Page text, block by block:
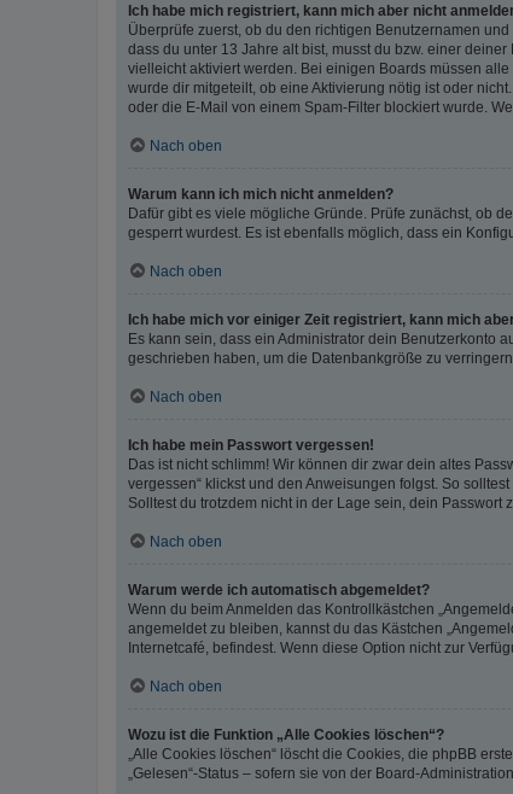
Ich habe mich registriert, kann mich aber nicht
Überprüfe zuerst, ob du den richtigen Benutzernamen
dass du unter 13 Jahre alt bist, musst du bzw. einer
vielleicht aktiviert werden. Bei einigen Boards müssen
wurde dir mitgeteilt, ob eine Aktivierung nötig ist oder
oder die E-Mail von einem Spam-Filter blockiert wurde.
Nach oben
Warum kann ich mich nicht anmelden?
Dafür gibt es viele mögliche Gründe. Prüfe zunächst, ob
gesperrt wurdest. Es ist ebenfalls möglich, dass ein
Nach oben
Ich habe mich vor einiger Zeit registriert, kann mich
Es kann sein, dass ein Administrator dein Benutzerkonto
geschrieben haben, um die Datenbankgröße zu
Nach oben
Ich habe mein Passwort vergessen!
Das ist nicht schlimm! Wir können dir zwar dein altes
vergessen“ klickst und den Anweisungen folgst. So
Solltest du trotzdem nicht in der Lage sein, dein Passwort
Nach oben
Warum werde ich automatisch abgemeldet?
Wenn du beim Anmelden das Kontrollkästchen
angemeldet zu bleiben, kannst du das Kästchen
Internetcafé, befindest. Wenn diese Option nicht zur
Nach oben
Wozu ist die Funktion „Alle Cookies löschen“?
„Alle Cookies löschen“ löscht die Cookies, die phpBB
„Gelesen“-Status – sofern sie von der Board-